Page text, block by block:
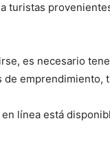
turistas
es necesario
emprendimiento,
línea está